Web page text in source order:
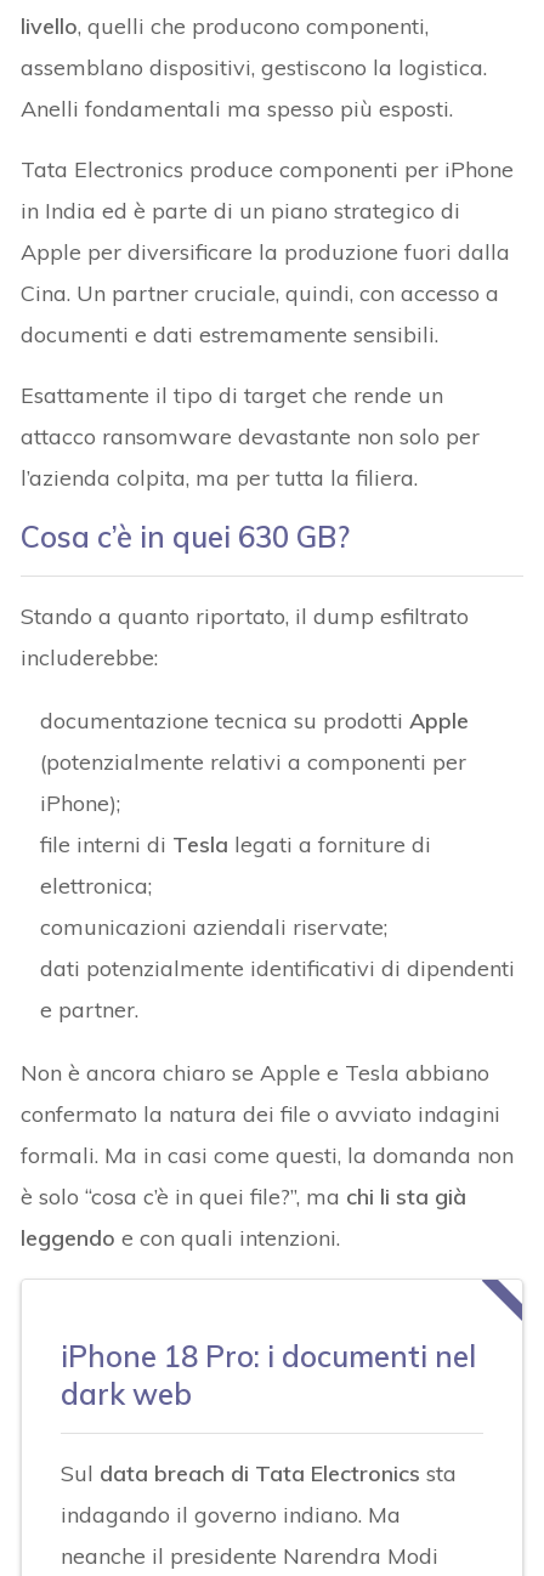
livello, quelli che producono componenti,
assemblano dispositivi, gestiscono la logistica.
Anelli fondamentali ma spesso più esposti.
Tata Electronics produce componenti per iPhone
in India ed è parte di un piano strategico di
Apple per diversificare la produzione fuori dalla
Cina. Un partner cruciale, quindi, con accesso a
documenti e dati estremamente sensibili.
Esattamente il tipo di target che rende un
attacco ransomware devastante non solo per
l’azienda colpita, ma per tutta la filiera.
Cosa c’è in quei 630 GB?
Stando a quanto riportato, il dump esfiltrato
includerebbe:
documentazione tecnica su prodottiApple
(potenzialmente relativi a componenti per
iPhone);
file interni di Tesla legati a forniture di
elettronica;
comunicazioni aziendali riservate;
dati potenzialmente identificativi di dipendenti
e partner.
Non è ancora chiaro se Apple e Tesla abbiano
confermato la natura dei file o avviato indagini
formali. Ma in casi come questi, la domanda non
è solo “cosa c’è in quei file?”, ma chi li sta già
leggendo e con quali intenzioni.
iPhone 18 Pro: i documenti nel
dark web
Sul data breach di Tata Electronics sta
indagando il governo indiano. Ma
neanche il presidente Narendra Modi